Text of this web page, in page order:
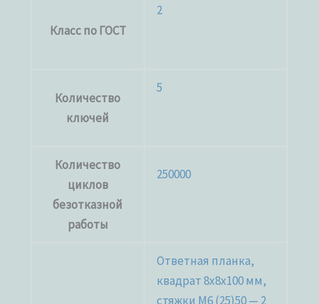
Класс по ГОСТ
2
Количество
ключей
5
Количество
циклов
безотказной
работы
250000
Ответная планка,
квадрат 8x8x100 мм,
стяжки М6 (25)50 — 2